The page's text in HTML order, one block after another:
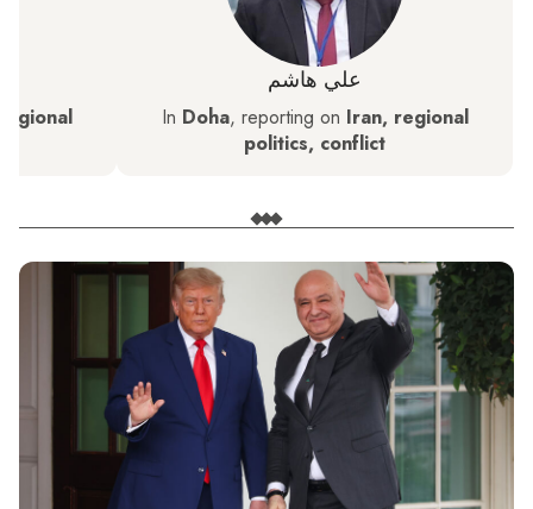
علي هاشم
In Doha, reporting on Iran, regional
politics, conflict